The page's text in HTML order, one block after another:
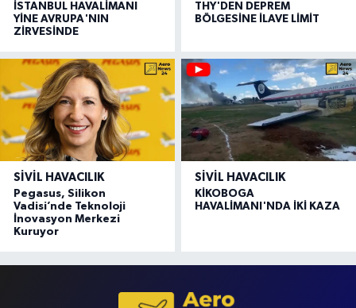
İSTANBUL HAVALİMANI
YİNE AVRUPA'NIN
ZİRVESİNDE
THY'DEN DEPREM
BÖLGESİNE İLAVE LİMİT
SIVIL HAVACILIK
Pegasus, Silikon
Vadisi’nde Teknoloji
İnovasyon Merkezi
Kuruyor
SIVIL HAVACILIK
KİKOBOGA
HAVALİMANI'NDA İKİ KAZA